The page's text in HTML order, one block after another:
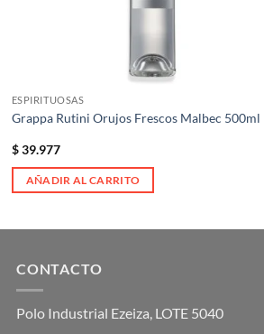
ESPIRITUOSAS
Grappa Rutini Orujos Frescos Malbec 500ml
$39.977
AÑADIR AL CARRITO
CONTACTO
Polo Industrial Ezeiza, LOTE 5040